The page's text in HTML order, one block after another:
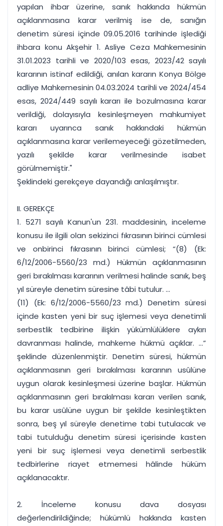
yapılan ihbar üzerine, sanık hakkında hükmün
açıklanmasına karar verilmiş ise de, sanığın
denetim süresi içinde 09.05.2016 tarihinde işlediği
ihbara konu Akşehir 1. Asliye Ceza Mahkemesinin
31.01.2023 tarihli ve 2020/103 esas, 2023/42 sayılı
kararının istinaf edildiği, anılan kararın Konya Bölge
adliye Mahkemesinin 04.03.2024 tarihli ve 2024/454
esas, 2024/449 sayılı kararı ile bozulmasına karar
verildiği, dolayısıyla kesinleşmeyen mahkumiyet
kararı uyarınca sanık hakkındaki hükmün
açıklanmasına karar verilemeyeceği gözetilmeden,
yazılı şekilde karar verilmesinde isabet
görülmemiştir."
Şeklindeki gerekçeye dayandığı anlaşılmıştır.
II. GEREKÇE
1. 5271 sayılı Kanun'un 231. maddesinin, inceleme
konusu ile ilgili olan sekizinci fıkrasının birinci cümlesi
ve onbirinci fıkrasının birinci cümlesi; “(8) (Ek:
6/12/2006-5560/23 md.) Hükmün açıklanmasının
geri bırakılması kararının verilmesi halinde sanık, beş
yıl süreyle denetim süresine tâbi tutulur. ...
(11) (Ek: 6/12/2006-5560/23 md.) Denetim süresi
içinde kasten yeni bir suç işlemesi veya denetimli
serbestlik tedbirine ilişkin yükümlülüklere aykırı
davranması halinde, mahkeme hükmü açıklar. ...”
şeklinde düzenlenmiştir. Denetim süresi, hükmün
açıklanmasının geri bırakılması kararının usûlüne
uygun olarak kesinleşmesi üzerine başlar. Hükmün
açıklanmasının geri bırakılması kararı verilen sanık,
bu karar usûlüne uygun bir şekilde kesinleştikten
sonra, beş yıl süreyle denetime tabi tutulacak ve
tabi tutulduğu denetim süresi içerisinde kasten
yeni bir suç işlemesi veya denetimli serbestlik
tedbirlerine riayet etmemesi hâlinde hüküm
açıklanacaktır.
2. İnceleme konusu dava dosyası
değerlendirildiğinde; hükümlü hakkında kasten